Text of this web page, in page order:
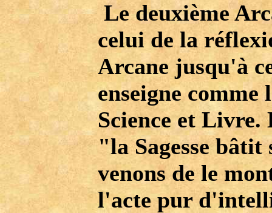
Le deuxième
celui de la
Arcane jusqu'à
enseigne comme
Science et Livre.
"la Sagesse
venons de le
l'acte pur